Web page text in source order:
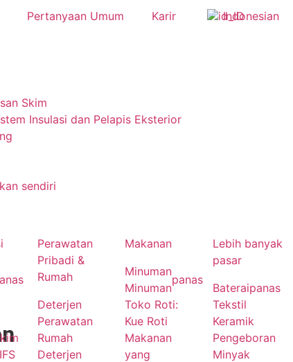
Pertanyaan Umum Karir Indonesian
Skim
Insulasi dan Pelapis Eksterior
sendiri
Perawatan
Pribadi &
Rumah
Deterjen
Perawatan
Rumah
Deterjen
Makanan
Minuman
Minuman
panas
Toko Roti:
Kue Roti
Makanan
yang
Lebih banyak
pasar
Bateraipanas
Tekstil
Keramik
Pengeboran
Minyak